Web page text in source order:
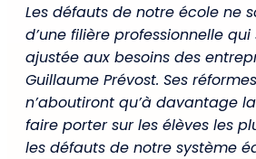
Les défauts de notre école ne
d’une filière professionnelle
ajustée aux besoins des
Guillaume Prévost. Ses
n’aboutiront qu’à davantage
faire porter sur les élèves les
les défauts de notre système